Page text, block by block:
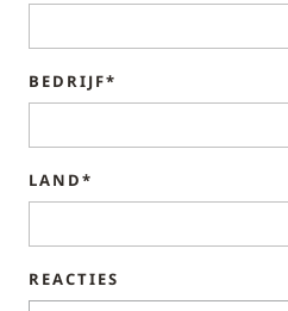
BEDRIJF*
LAND*
REACTIES